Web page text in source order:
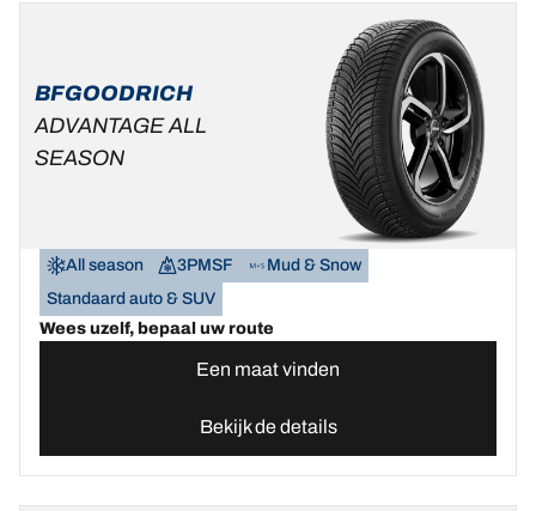
BFGOODRICH
ADVANTAGE ALL
SEASON
All season 3PMSF
Mud & Snow
Standaard auto & SUV
Wees uzelf, bepaal uw route
Een maat vinden
Bekijk de details